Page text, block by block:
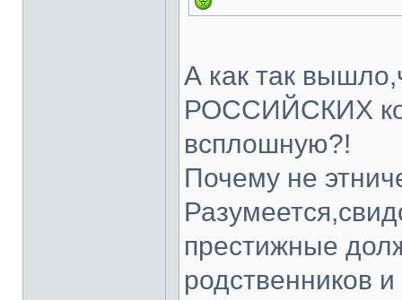
А как так
РОССИЙСКИХ
всплошную?!
Почему не
престижные
родственников